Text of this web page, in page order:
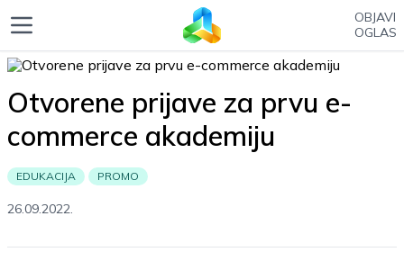
OBJAVI
OGLAS
Otvorene prijave za prvu e-
commerce akademiju
EDUKACIJA PROMO
26.09.2022.